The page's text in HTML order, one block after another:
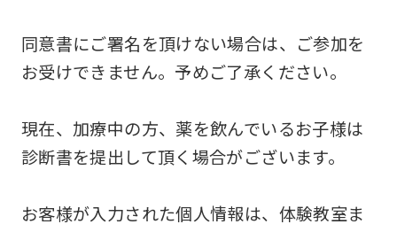
同意書にご署名を頂けない場合は、ご参加を
お受けできません。予めご了承ください。
現在、加療中の方、薬を飲んでいるお子様は
診断書を提出して頂く場合がございます。
お客様が入力された個人情報は、体験教室ま
you
use
an
automatic
translation
service,
the